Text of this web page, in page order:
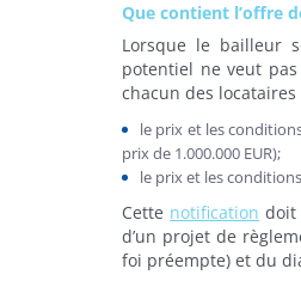
Que contient l’offre
Lorsque le bailleur
potentiel ne veut
chacun des
le prix et les
prix de 1.000.000 EUR);
le prix et les
Cette notification doit
d’un projet de
foi préempte) et du